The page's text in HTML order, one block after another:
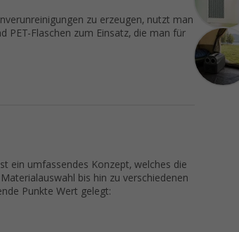
zu erzeugen, nutzt man
PET-Flaschen zum Einsatz, die man für
ein umfassendes Konzept, welches die
bis hin zu verschiedenen
Punkte Wert gelegt: